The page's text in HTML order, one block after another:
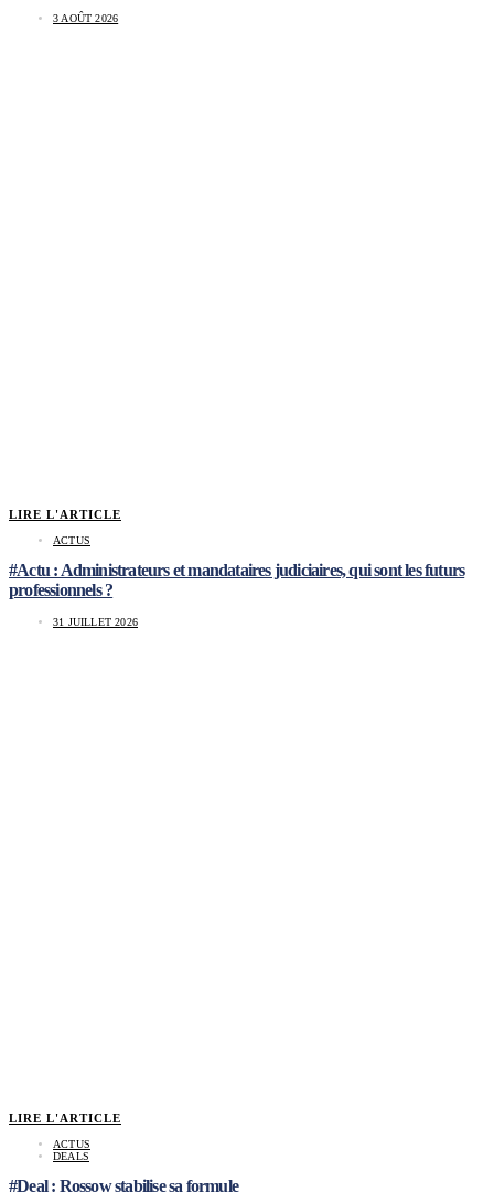
3 AOÛT 2026
LIRE L'ARTICLE
ACTUS
#Actu : Administrateurs et mandataires judiciaires, qui sont les futurs
professionnels ?
31 JUILLET 2026
LIRE L'ARTICLE
ACTUS
DEALS
#Deal : Rossow stabilise sa formule